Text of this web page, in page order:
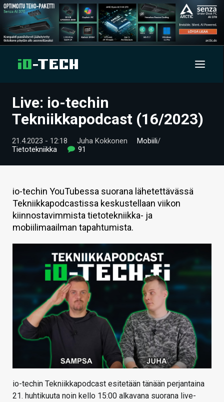
UUTISET
VIDEOT
TIETOA
HINTA.FI
VAIHDA TEEMA
HAKU
Live: io-techin
Tekniikkapodcast (16/2023)
21.4.2023 - 12:18 Juha Kokkonen Mobiili/
Tietotekniikka
91
io-techin YouTubessa suorana lähetettävässä
Tekniikkapodcastissa keskustellaan viikon
kiinnostavimmista tietotekniikka- ja
mobiilimaailman tapahtumista.
io-techin Tekniikkapodcast esitetään tänään perjantaina
21. huhtikuuta noin kello 15:00 alkavana suorana live-